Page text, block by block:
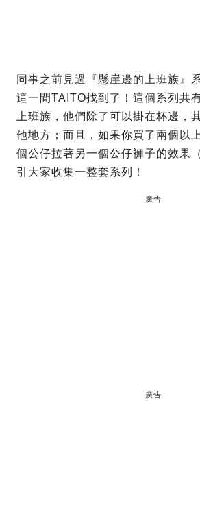
同事之前見過『懸崖邊的上班族』
這一間TAITO找到了！這個系列共
上班族，他們除了可以掛在杯邊，
他地方；而且，如果你買了兩個以
個公仔拉著另一個公仔褲子的效果
引大家收集一整套系列！
廣告
廣告